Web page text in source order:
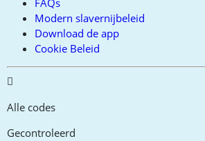
FAQs
Modern slavernijbeleid
Download de app
Cookie Beleid
Alle codes
Gecontroleerd